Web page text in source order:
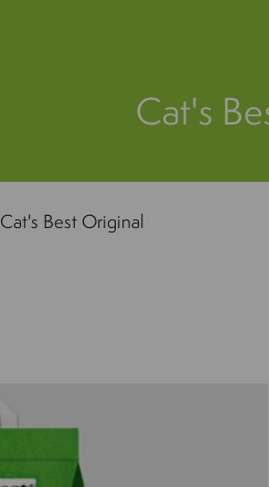
Cat's
Cat's Best Original